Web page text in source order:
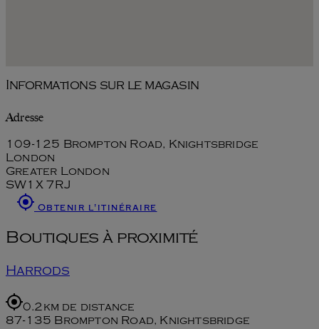
Informations sur le magasin
Adresse
109-125 Brompton Road, Knightsbridge
London
Greater London
SW1X 7RJ
Obtenir l'itinéraire
Boutiques à proximité
Harrods
0.2km de distance
87-135 Brompton Road, Knightsbridge